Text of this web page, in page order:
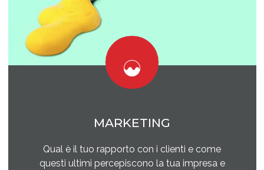
MARKETING
Qual è il tuo rapporto con i clienti e come
questi ultimi percepiscono la tua impresa e